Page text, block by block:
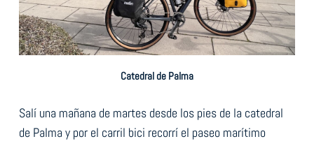
Catedral de Palma
Salí una mañana de martes desde los pies de la catedral
de Palma y por el carril bici recorrí el paseo marítimo